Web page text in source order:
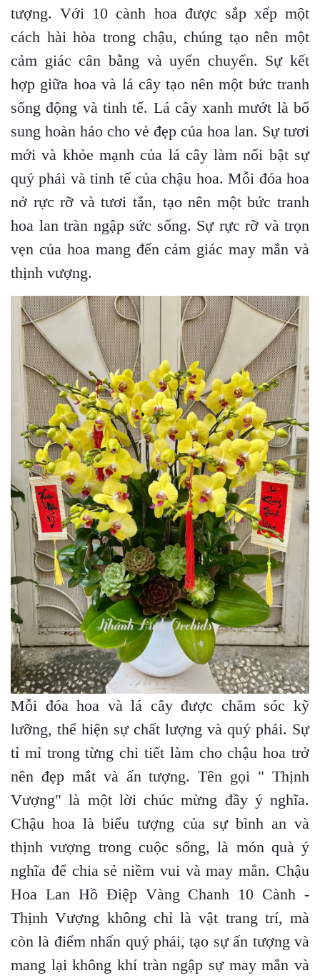
tượng. Với 10 cành hoa được sắp xếp một
cách hài hòa trong chậu, chúng tạo nên một
cảm giác cân bằng và uyển chuyển. Sự kết
hợp giữa hoa và lá cây tạo nên một bức tranh
sống động và tinh tế. Lá cây xanh mướt là bổ
sung hoàn hảo cho vẻ đẹp của hoa lan. Sự tươi
mới và khỏe mạnh của lá cây làm nổi bật sự
quý phái và tinh tế của chậu hoa. Mỗi đóa hoa
nở rực rỡ và tươi tắn, tạo nên một bức tranh
hoa lan tràn ngập sức sống. Sự rực rỡ và trọn
vẹn của hoa mang đến cảm giác may mắn và
thịnh vượng.
Mỗi đóa hoa và lá cây được chăm sóc kỹ
lưỡng, thể hiện sự chất lượng và quý phái. Sự
tỉ mỉ trong từng chi tiết làm cho chậu hoa trở
nên đẹp mắt và ấn tượng. Tên gọi " Thịnh
Vượng" là một lời chúc mừng đầy ý nghĩa.
Chậu hoa là biểu tượng của sự bình an và
thịnh vượng trong cuộc sống, là món quà ý
nghĩa để chia sẻ niềm vui và may mắn. Chậu
Hoa Lan Hồ Điệp Vàng Chanh 10 Cành -
Thịnh Vượng không chỉ là vật trang trí, mà
còn là điểm nhấn quý phái, tạo sự ấn tượng và
mang lại không khí tràn ngập sự may mắn và